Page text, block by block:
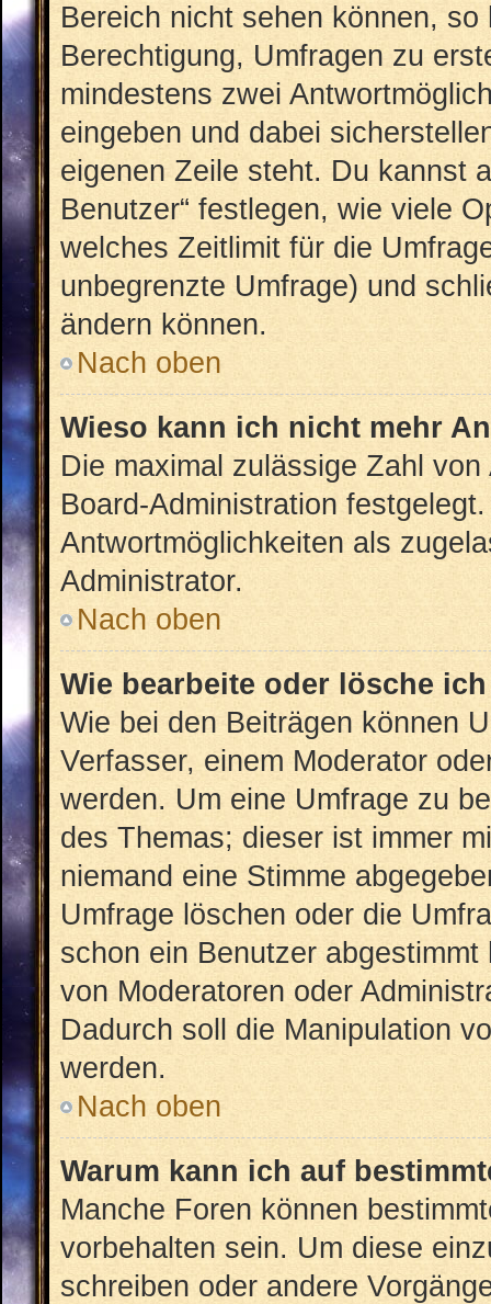
Bereich nicht sehen können,
Berechtigung, Umfragen zu
mindestens zwei
eingeben und dabei
eigenen Zeile steht. Du kannst
Benutzer“ festlegen, wie viele
welches Zeitlimit für die
unbegrenzte Umfrage) und
ändern können.
Nach oben
Wieso kann ich nicht mehr
Die maximal zulässige Zahl
Board-Administration
Antwortmöglichkeiten als
Administrator.
Nach oben
Wie bearbeite oder lösche
Wie bei den Beiträgen können
Verfasser, einem Moderator
werden. Um eine Umfrage zu
des Themas; dieser ist immer
niemand eine Stimme
Umfrage löschen oder die
schon ein Benutzer
von Moderatoren oder
Dadurch soll die Manipulation
werden.
Nach oben
Warum kann ich auf
Manche Foren können
vorbehalten sein. Um diese
schreiben oder andere